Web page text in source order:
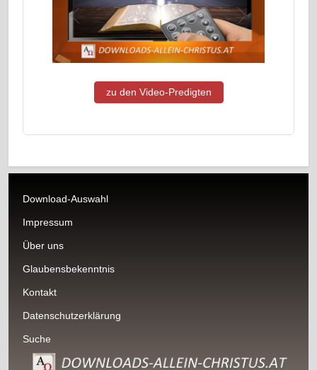
zu den Video-Predigten
Download-Auswahl
Impressum
Über uns
Glaubensbekenntnis
Kontakt
Datenschutzerklärung
Suche